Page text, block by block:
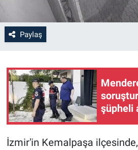
Paylaş
şüpheli
İzmir'in Kemalpaşa ilçesinde,